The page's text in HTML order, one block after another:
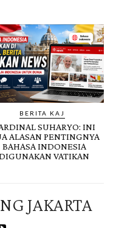
BERITA KAJ
SUHARYO: INI
ALASAN PENTINGNYA
BAHASA INDONESIA
VATIKAN
JAKARTA